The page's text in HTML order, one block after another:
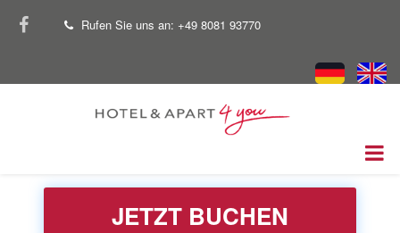
zum
facebook
telRufen Sie uns an: +49 8081 93770
JETZT BUCHEN